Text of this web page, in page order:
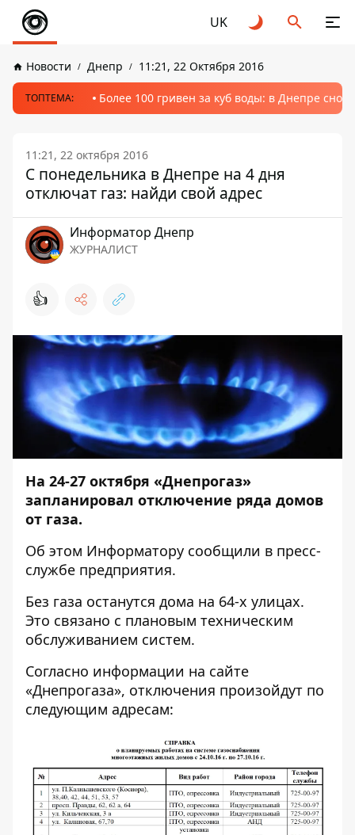
UK
Новости Днепр 11:21, 22 Октября 2016
ТОПТЕМА: Более 100 гривен за куб воды: в Днепре
11:21, 22 октября 2016
С понедельника в Днепре на 4 дня
отключат газ: найди свой адрес
Информатор Днепр
ЖУРНАЛИСТ
👍
На 24-27 октября «Днепрогаз»
запланировал отключение ряда домов
от газа.
Об этом Информатору сообщили в пресс-
службе предприятия.
Без газа останутся дома на 64-х улицах.
Это связано с плановым техническим
обслуживанием систем.
Согласно информации на сайте
«Днепрогаза», отключения произойдут по
следующим адресам: